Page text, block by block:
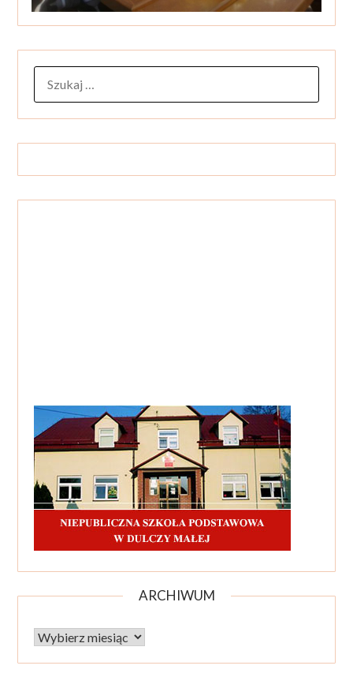
ARCHIWUM
Archiwum